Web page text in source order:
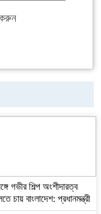
গভীর শিল্প অংশীদারত্ব
চায় বাংলাদেশ: প্রধানমন্ত্রী